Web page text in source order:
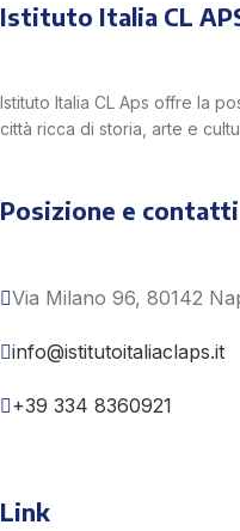
Istituto Italia CL
Istituto Italia CL Aps offre la
città ricca di storia, arte e
Posizione e contatti
Via Milano 96, 80142
info@istitutoitaliaclaps.it
+39 334 8360921
Link